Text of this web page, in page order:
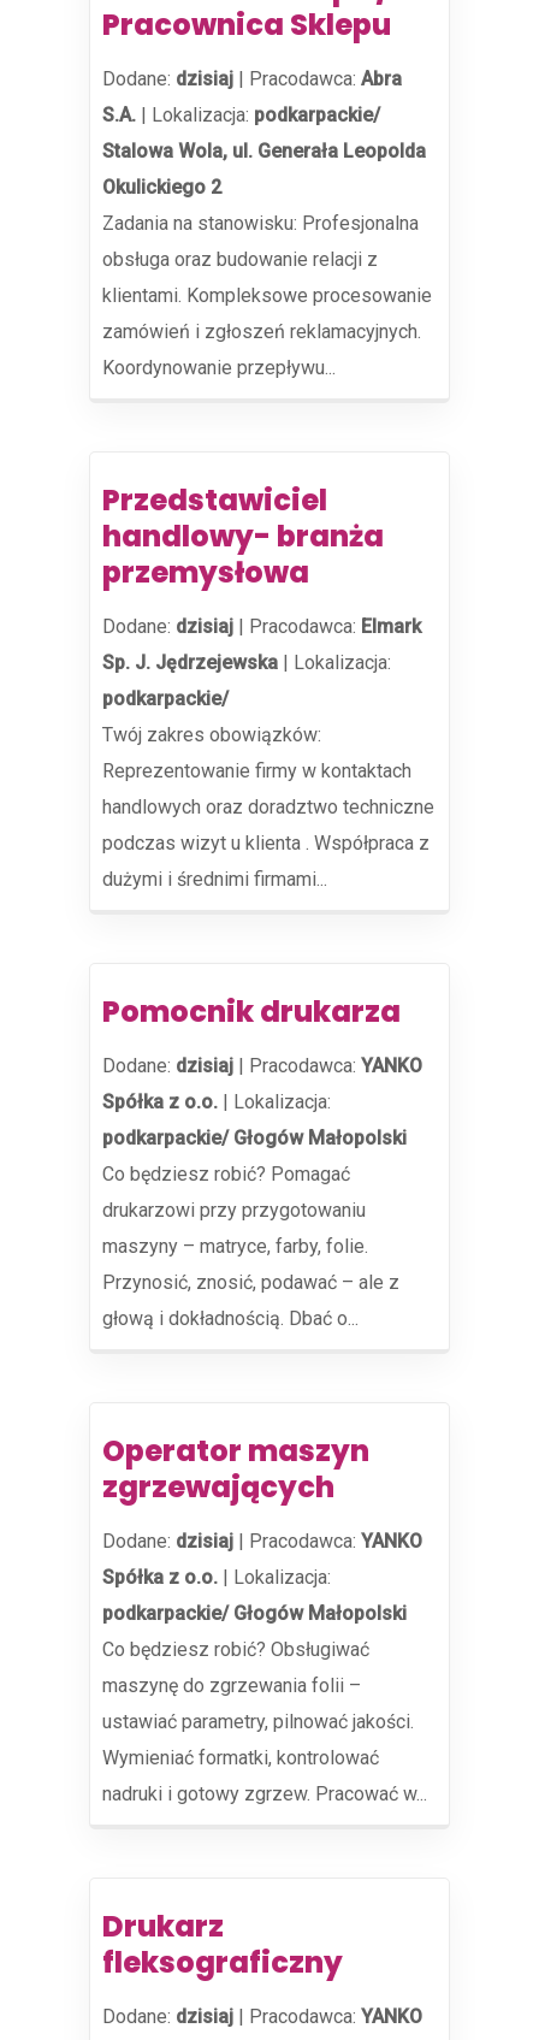
Pracownica Sklepu
Dodane: dzisiaj | Pracodawca: Abra
S.A. | Lokalizacja: podkarpackie/
Stalowa Wola, ul. Generała Leopolda
Okulickiego 2
Zadania na stanowisku: Profesjonalna
obsługa oraz budowanie relacji z
klientami. Kompleksowe procesowanie
zamówień i zgłoszeń reklamacyjnych.
Koordynowanie przepływu...
Przedstawiciel
handlowy- branża
przemysłowa
Dodane: dzisiaj | Pracodawca: Elmark
Sp. J. Jędrzejewska | Lokalizacja:
podkarpackie/
Twój zakres obowiązków:
Reprezentowanie firmy w kontaktach
handlowych oraz doradztwo techniczne
podczas wizyt u klienta . Współpraca z
dużymi i średnimi firmami...
Pomocnik drukarza
Dodane: dzisiaj | Pracodawca: YANKO
Spółka z o.o. | Lokalizacja:
podkarpackie/ Głogów Małopolski
Co będziesz robić? Pomagać
drukarzowi przy przygotowaniu
maszyny – matryce, farby, folie.
Przynosić, znosić, podawać – ale z
głową i dokładnością. Dbać o...
Operator maszyn
zgrzewających
Dodane: dzisiaj | Pracodawca: YANKO
Spółka z o.o. | Lokalizacja:
podkarpackie/ Głogów Małopolski
Co będziesz robić? Obsługiwać
maszynę do zgrzewania folii –
ustawiać parametry, pilnować jakości.
Wymieniać formatki, kontrolować
nadruki i gotowy zgrzew. Pracować w...
Drukarz
fleksograficzny
Dodane: dzisiaj | Pracodawca: YANKO